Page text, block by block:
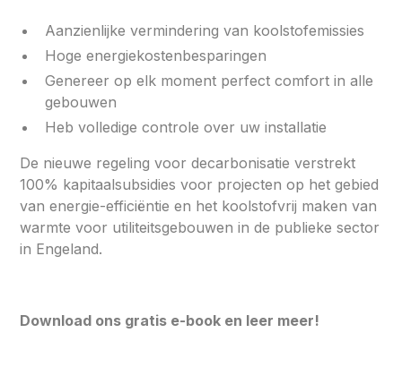
Aanzienlijke vermindering van koolstofemissies
Hoge energiekostenbesparingen
Genereer op elk moment perfect comfort in alle
gebouwen
Heb volledige controle over uw installatie
De nieuwe regeling voor decarbonisatie verstrekt
100% kapitaalsubsidies voor projecten op het gebied
van energie-efficiëntie en het koolstofvrij maken van
warmte voor utiliteitsgebouwen in de publieke sector
in Engeland.
Download ons gratis e-book en leer meer!